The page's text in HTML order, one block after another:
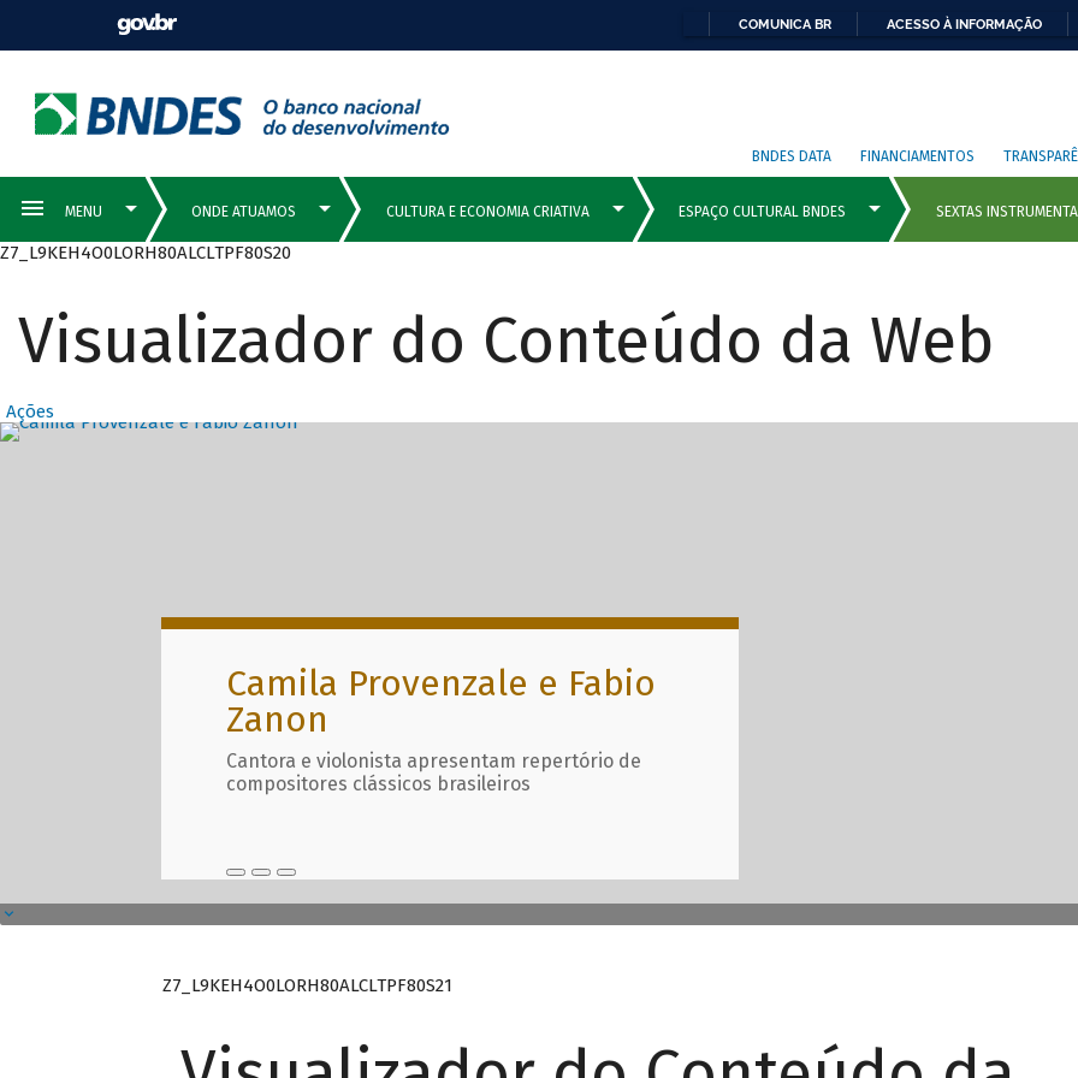
COMUNICA BR ACESSO À INFORMAÇÃO
BNDES DATA FINANCIAMENTOS
Z7_L9KEH4O0LORH80ALCLTPF80S20
Visualizador do Conteúdo da Web
Ações
Destaques Principais com
Camila Provenzale e Fabio
Zanon
Cantora e violonista apresentam repertório de
compositores clássicos brasileiros
Z7_L9KEH4O0LORH80ALCLTPF80S21